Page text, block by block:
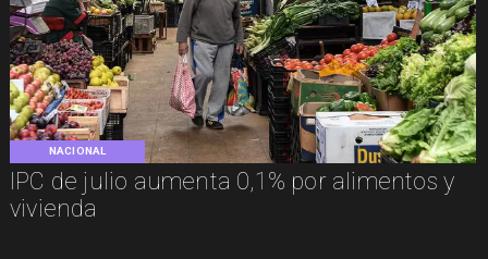
NACIONAL
IPC de julio aumenta 0,1% por alimentos y
vivienda